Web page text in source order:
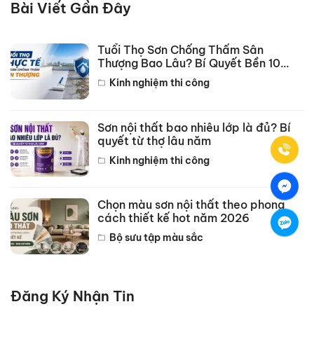
Bài Viết Gần Đây
Tuổi Thọ Sơn Chống Thấm Sân
Thượng Bao Lâu? Bí Quyết Bền 10
NămKinh nghiệm thi công
Sơn nội thất bao nhiêu lớp là đủ? Bí
quyết từ thợ lâu năm
Kinh nghiệm thi công
Chọn màu sơn nội thất theo phong
cách thiết kế hot năm 2026
Bộ sưu tập màu sắc
Đăng Ký Nhận Tin